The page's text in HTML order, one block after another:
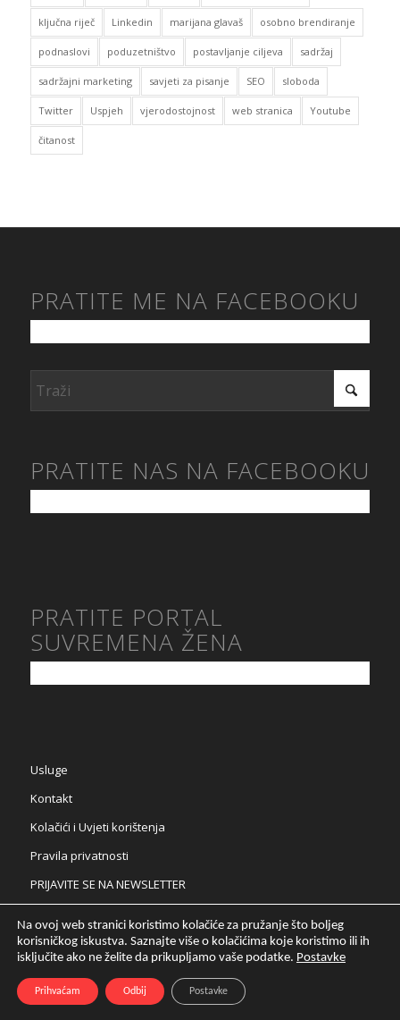
ključna riječ Linkedin marijana glavaš osobno brendiranje
podnaslovi poduzetništvo postavljanje ciljeva sadržaj
sadržajni marketing savjeti za pisanje SEO sloboda
Twitter Uspjeh vjerodostojnost web stranica Youtube
čitanost
PRATITE ME NA FACEBOOKU
PRATITE NAS NA FACEBOOKU
PRATITE PORTAL
SUVREMENA ŽENA
Usluge
Kontakt
Kolačići i Uvjeti korištenja
Pravila privatnosti
PRIJAVITE SE NA NEWSLETTER
© Copyright - Moja Asistenca
Na ovoj web stranici koristimo kolačiće za pružanje što boljeg
korisničkog iskustva. Saznajte više o kolačićima koje koristimo ili ih
isključite ako ne želite da prikupljamo vaše podatke. Postavke
Prihvaćam Odbij Postavke